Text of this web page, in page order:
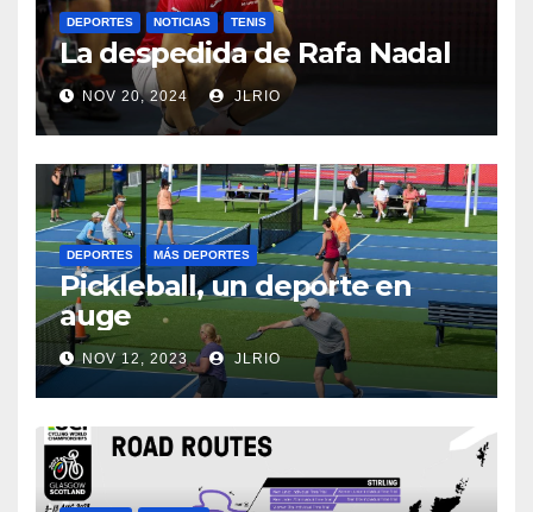
DEPORTES NOTICIAS TENIS
La despedida de Rafa Nadal
NOV 20, 2024 JLRIO
DEPORTES MÁS DEPORTES
Pickleball, un deporte en
auge
NOV 12, 2023 JLRIO